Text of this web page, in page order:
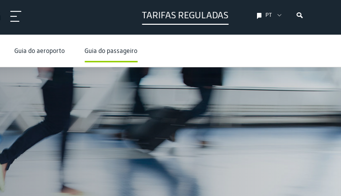
TARIFAS REGULADAS PT
Guia do aeroporto Guia do passageiro